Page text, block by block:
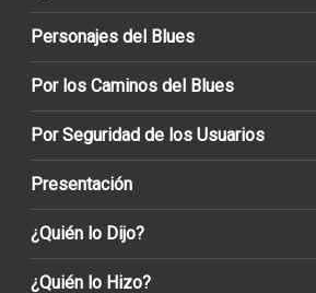
Personajes del Blues
Por los Caminos del Blues
Por Seguridad de los Usuarios
Presentación
¿Quién lo Dijo?
¿Quién lo Hizo?